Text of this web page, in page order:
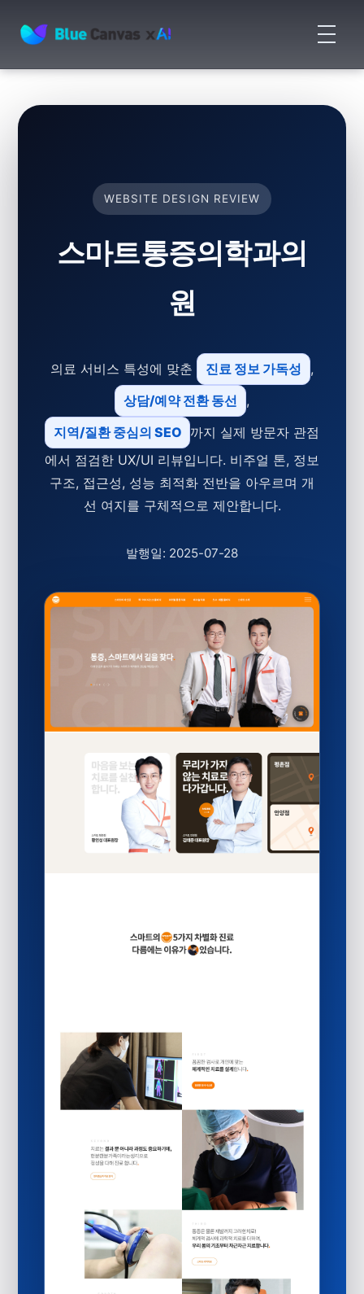
BLUECANVAS
메
뉴
기
WEBSITE DESIGN REVIEW
스마트통증의학과의
원
의료 서비스 특성에 맞춘 진료 정보 가독성
,
상담/예약 전환 동선
,
지역/질환 중심의 SEO 까지 실제 방문자 관점
에서 점검한 UX/UI 리뷰입니다. 비주얼 톤, 정보
구조, 접근성, 성능 최적화 전반을 아우르며 개
선 여지를 구체적으로 제안합니다.
발행일: 2025-07-28